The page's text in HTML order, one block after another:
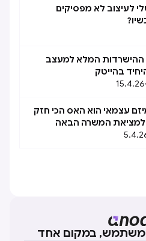
לעיצוב לא מפסיקים
ההישרדות המלא למעצב
בהייטק
15.4.26
עצמאי הוא האס הכי חזק
המשרה הבאה
משתמש, במקום אחד